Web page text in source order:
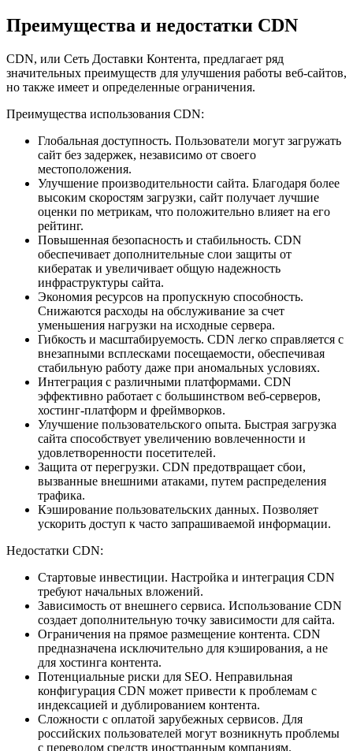
Преимущества и недостатки CDN
CDN, или Сеть Доставки Контента, предлагает ряд
значительных преимуществ для улучшения работы веб-сайтов,
но также имеет и определенные ограничения.
Преимущества использования CDN:
Глобальная доступность. Пользователи могут загружать
сайт без задержек, независимо от своего
местоположения.
Улучшение производительности сайта. Благодаря более
высоким скоростям загрузки, сайт получает лучшие
оценки по метрикам, что положительно влияет на его
рейтинг.
Повышенная безопасность и стабильность. CDN
обеспечивает дополнительные слои защиты от
кибератак и увеличивает общую надежность
инфраструктуры сайта.
Экономия ресурсов на пропускную способность.
Снижаются расходы на обслуживание за счет
уменьшения нагрузки на исходные сервера.
Гибкость и масштабируемость. CDN легко справляется с
внезапными всплесками посещаемости, обеспечивая
стабильную работу даже при аномальных условиях.
Интеграция с различными платформами. CDN
эффективно работает с большинством веб-серверов,
хостинг-платформ и фреймворков.
Улучшение пользовательского опыта. Быстрая загрузка
сайта способствует увеличению вовлеченности и
удовлетворенности посетителей.
Защита от перегрузки. CDN предотвращает сбои,
вызванные внешними атаками, путем распределения
трафика.
Кэширование пользовательских данных. Позволяет
ускорить доступ к часто запрашиваемой информации.
Недостатки CDN:
Стартовые инвестиции. Настройка и интеграция CDN
требуют начальных вложений.
Зависимость от внешнего сервиса. Использование CDN
создает дополнительную точку зависимости для сайта.
Ограничения на прямое размещение контента. CDN
предназначена исключительно для кэширования, а не
для хостинга контента.
Потенциальные риски для SEO. Неправильная
конфигурация CDN может привести к проблемам с
индексацией и дублированием контента.
Сложности с оплатой зарубежных сервисов. Для
российских пользователей могут возникнуть проблемы
с переводом средств иностранным компаниям.